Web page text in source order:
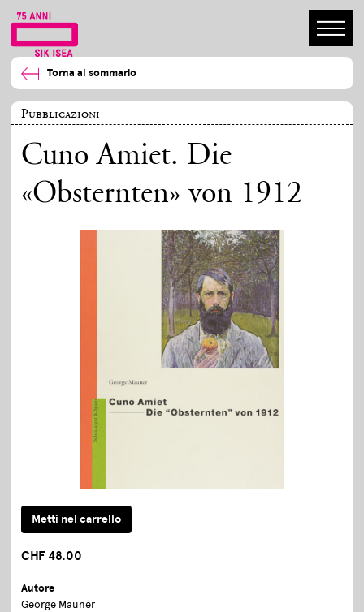
Torna al sommario
Pubblicazioni
Cuno Amiet. Die
«Obsternten» von 1912
CHF 48.00
Autore
George Mauner